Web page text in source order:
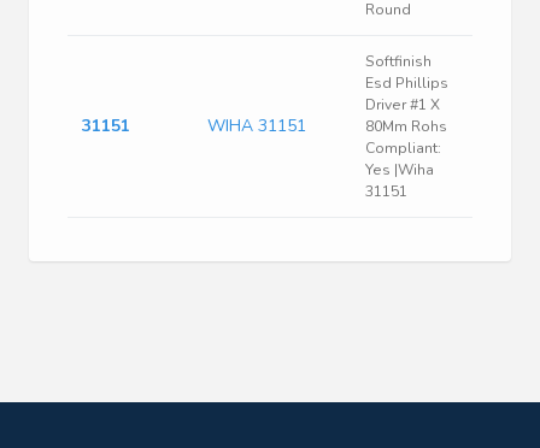
Round
31151 WIHA 31151
Softfinish
Esd Phillips
Driver #1 X
80Mm Rohs
Compliant:
Yes |Wiha
31151